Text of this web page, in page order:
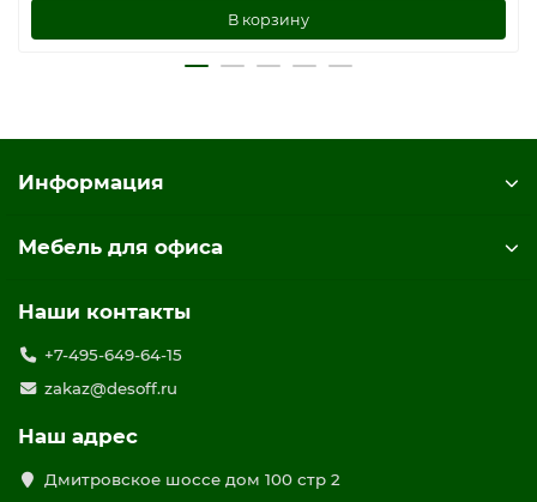
В корзину
Информация
Мебель для офиса
Наши контакты
+7-495-649-64-15
zakaz@desoff.ru
Наш адрес
Дмитровское шоссе дом 100 стр 2